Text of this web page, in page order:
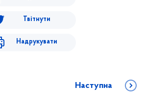
Твітнути
Надрукувати
Наступна